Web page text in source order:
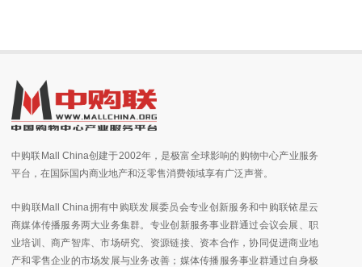
中购联Mall China创建于2002年，是极富全球影响的购物中心产业服务
平台，在国际国内商业地产和泛零售消费领域享有广泛声誉。
中购联Mall China拥有中购联发展委员会专业创新服务和中购联铱星云
商媒体传播服务两大业务集群。专业创新服务事业群通过会议会展、职
业培训、商产智库、市场研究、资源链接、资本合作，协同促进商业地
产和零售企业的市场发展与业务改善；媒体传播服务事业群通过自身极